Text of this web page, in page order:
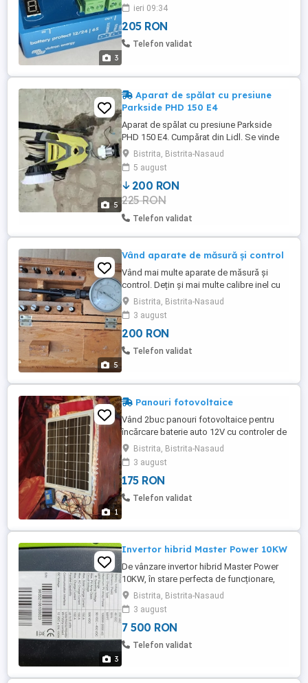
3
ieri 09:34
205 RON
Telefon validat
5
Aparat de spălat cu presiune
Parkside PHD 150 E4
Aparat de spălat cu presiune Parkside
PHD 150 E4. Cumpărat din Lidl. Se vinde
cu două motoare. Singurul defect este
pinionul de la motor (de la ambele). De
aceea nu-l mai pot folosi. Nu am găsit la
niciun atelier de reparații. Este ieșit din
garanție.
Bistrita, Bistrita-Nasaud
5 august
200 RON
225 RON
Telefon validat
5
Vând aparate de măsură și control
Vând mai multe aparate de măsură și
control. Dețin și mai multe calibre inel cu
diametru interior de la 25 la 160 mm.Preț
pe bucată se negociază.
Bistrita, Bistrita-Nasaud
3 august
200 RON
Telefon validat
1
Panouri fotovoltaice
Vând 2buc panouri fotovoltaice pentru
încărcare baterie auto 12V cu controler de
automatizări, 609 400mm
Bistrita, Bistrita-Nasaud
3 august
175 RON
Telefon validat
3
Invertor hibrid Master Power 10KW
De vânzare invertor hibrid Master Power
10KW, în stare perfecta de funcționare,
folosit aproximativ 1 an jumătate, preț
ușor negociabil.
Bistrita, Bistrita-Nasaud
3 august
7 500 RON
Telefon validat